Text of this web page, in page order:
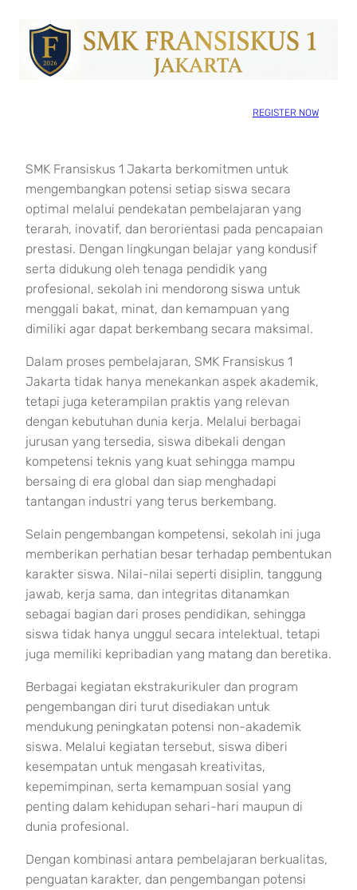
content
REGISTER NOW
SMK Fransiskus 1 Jakarta berkomitmen untuk
mengembangkan potensi setiap siswa secara
optimal melalui pendekatan pembelajaran yang
terarah, inovatif, dan berorientasi pada pencapaian
prestasi. Dengan lingkungan belajar yang kondusif
serta didukung oleh tenaga pendidik yang
profesional, sekolah ini mendorong siswa untuk
menggali bakat, minat, dan kemampuan yang
dimiliki agar dapat berkembang secara maksimal.
Dalam proses pembelajaran, SMK Fransiskus 1
Jakarta tidak hanya menekankan aspek akademik,
tetapi juga keterampilan praktis yang relevan
dengan kebutuhan dunia kerja. Melalui berbagai
jurusan yang tersedia, siswa dibekali dengan
kompetensi teknis yang kuat sehingga mampu
bersaing di era global dan siap menghadapi
tantangan industri yang terus berkembang.
Selain pengembangan kompetensi, sekolah ini juga
memberikan perhatian besar terhadap pembentukan
karakter siswa. Nilai-nilai seperti disiplin, tanggung
jawab, kerja sama, dan integritas ditanamkan
sebagai bagian dari proses pendidikan, sehingga
siswa tidak hanya unggul secara intelektual, tetapi
juga memiliki kepribadian yang matang dan beretika.
Berbagai kegiatan ekstrakurikuler dan program
pengembangan diri turut disediakan untuk
mendukung peningkatan potensi non-akademik
siswa. Melalui kegiatan tersebut, siswa diberi
kesempatan untuk mengasah kreativitas,
kepemimpinan, serta kemampuan sosial yang
penting dalam kehidupan sehari-hari maupun di
dunia profesional.
Dengan kombinasi antara pembelajaran berkualitas,
penguatan karakter, dan pengembangan potensi